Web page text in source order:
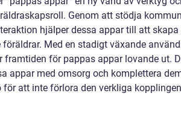
Genom att stödja
hjälper dessa appar till att skapa
Med en stadigt växande
framtiden för pappas appar lovande ut.
appar med omsorg och komplettera
att inte förlora den verkliga